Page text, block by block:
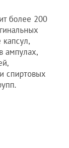
более 200
ампулах,
спиртовых